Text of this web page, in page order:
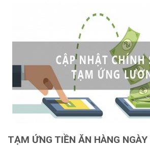
TẠM ỨNG TIỀN ĂN HÀNG NGÀY